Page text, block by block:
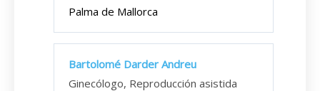
Palma de Mallorca
Bartolomé Darder Andreu
Ginecólogo, Reproducción asistida